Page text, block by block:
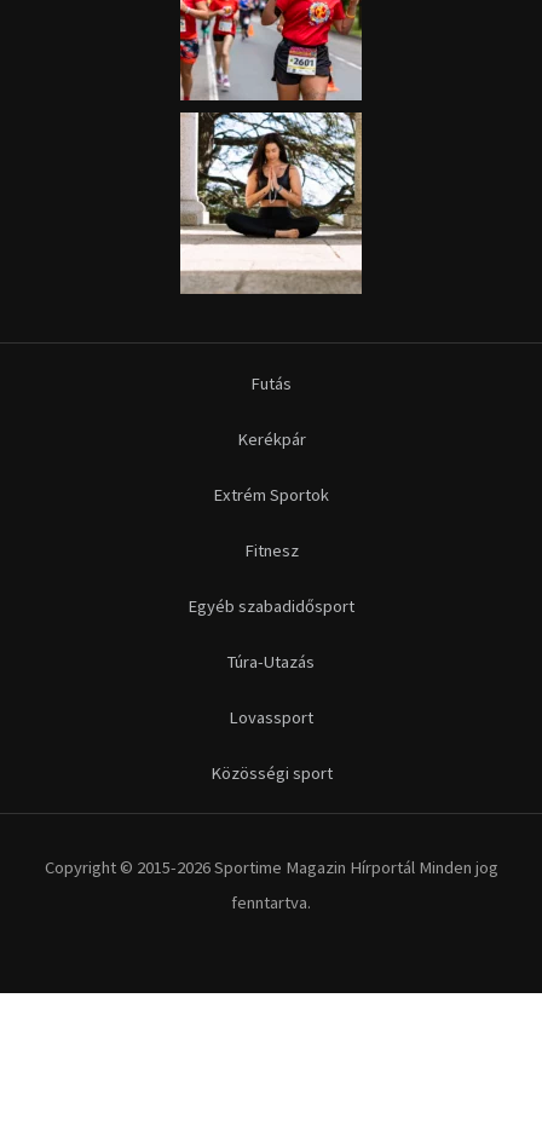
Futás
Kerékpár
Extrém Sportok
Fitnesz
Egyéb szabadidősport
Túra-Utazás
Lovassport
Közösségi sport
Copyright © 2015-2026 Sportime Magazin Hírportál Minden jog
fenntartva.